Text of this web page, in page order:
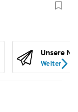
Unsere
Weiter